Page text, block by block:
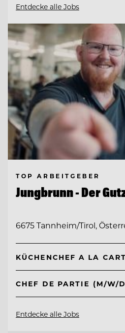
Entdecke alle Jobs
TOP ARBEITGEBER
Jungbrunn - Der
6675 Tannheim/Tirol,
KÜCHENCHEF A LA
CHEF DE PARTIE (M/W/
Entdecke alle Jobs